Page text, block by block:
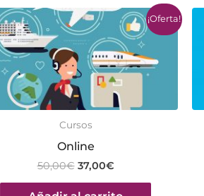
¡Oferta!
Cursos
Online
50,00€ 37,00€